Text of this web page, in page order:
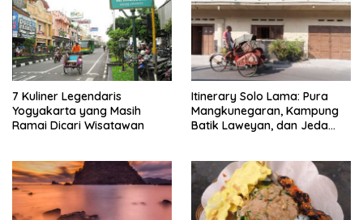
7 Kuliner Legendaris
Yogyakarta yang Masih
Ramai Dicari Wisatawan
Itinerary Solo Lama: Pura
Mangkunegaran, Kampung
Batik Laweyan, dan Jeda